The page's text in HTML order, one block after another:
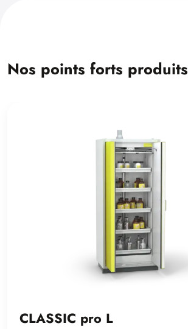
Nos points forts produits
CLASSIC pro L